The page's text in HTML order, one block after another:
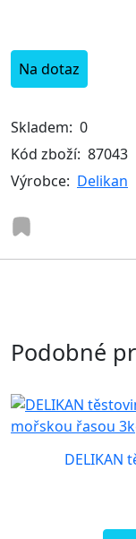
Na dotaz
Skladem: 0
Kód zboží: 87043
Výrobce: Delikan
Podobné
DELIKAN